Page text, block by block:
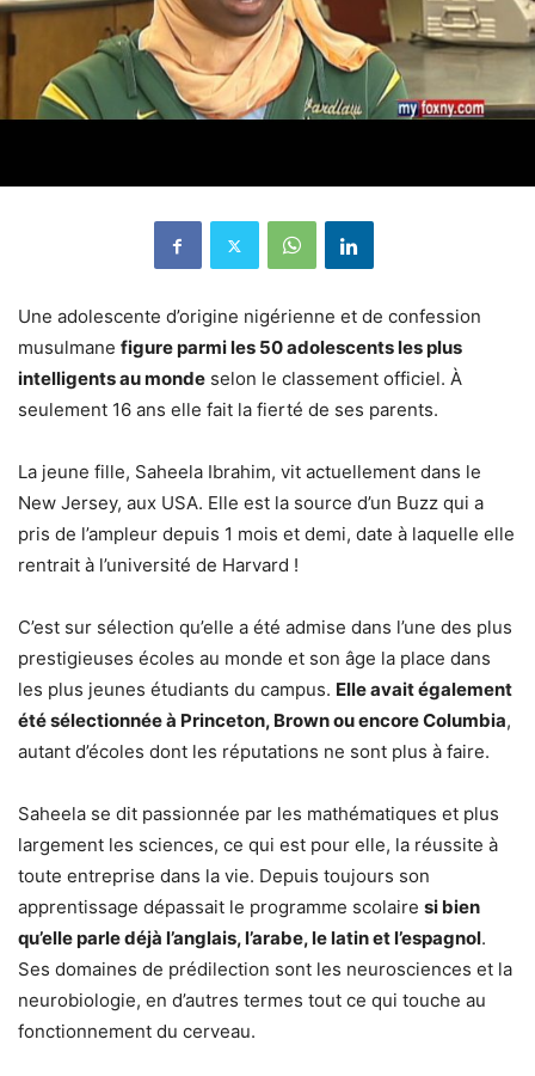
Une adolescente d’origine nigérienne et de confession
musulmane figure parmi les 50 adolescents les plus
intelligents au monde selon le classement officiel. À
seulement 16 ans elle fait la fierté de ses parents.
La jeune fille, Saheela Ibrahim, vit actuellement dans le
New Jersey, aux USA. Elle est la source d’un Buzz qui a
pris de l’ampleur depuis 1 mois et demi, date à laquelle elle
rentrait à l’université de Harvard !
C’est sur sélection qu’elle a été admise dans l’une des plus
prestigieuses écoles au monde et son âge la place dans
les plus jeunes étudiants du campus. Elle avait également
été sélectionnée à Princeton, Brown ou encore Columbia,
autant d’écoles dont les réputations ne sont plus à faire.
Saheela se dit passionnée par les mathématiques et plus
largement les sciences, ce qui est pour elle, la réussite à
toute entreprise dans la vie. Depuis toujours son
apprentissage dépassait le programme scolaire si bien
qu’elle parle déjà l’anglais, l’arabe, le latin et l’espagnol.
Ses domaines de prédilection sont les neurosciences et la
neurobiologie, en d’autres termes tout ce qui touche au
fonctionnement du cerveau.